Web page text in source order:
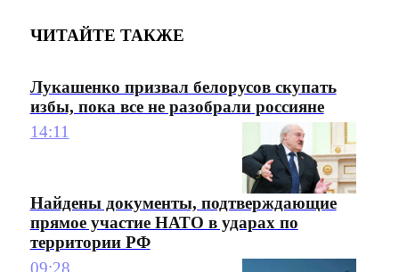
ЧИТАЙТЕ ТАКЖЕ
Лукашенко призвал белорусов скупать
избы, пока все не разобрали россияне
14:11
Найдены документы, подтверждающие
прямое участие НАТО в ударах по
территории РФ
09:28